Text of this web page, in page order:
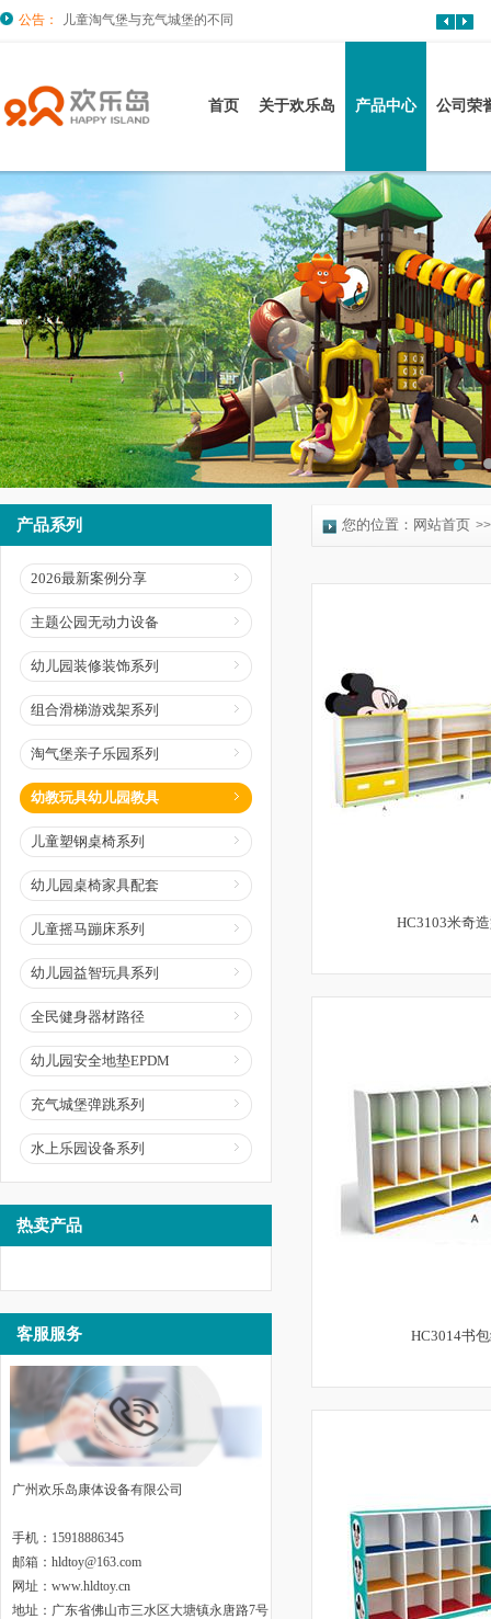
公告： 儿童淘气堡与充气城堡的不同
首页 关于欢乐岛 产品中心 公司荣
产品系列
2026最新案例分享
主题公园无动力设备
幼儿园装修装饰系列
组合滑梯游戏架系列
淘气堡亲子乐园系列
幼教玩具幼儿园教具
儿童塑钢桌椅系列
幼儿园桌椅家具配套
儿童摇马蹦床系列
幼儿园益智玩具系列
全民健身器材路径
幼儿园安全地垫EPDM
充气城堡弹跳系列
水上乐园设备系列
热卖产品
客服服务
广州欢乐岛康体设备有限公司
手机：15918886345
邮箱：hldtoy@163.com
网址：www.hldtoy.cn
地址： 广东省佛山市三水区大塘镇永唐路7号
您的位置： 网站首页 >>
HC3103米奇
HC3014书